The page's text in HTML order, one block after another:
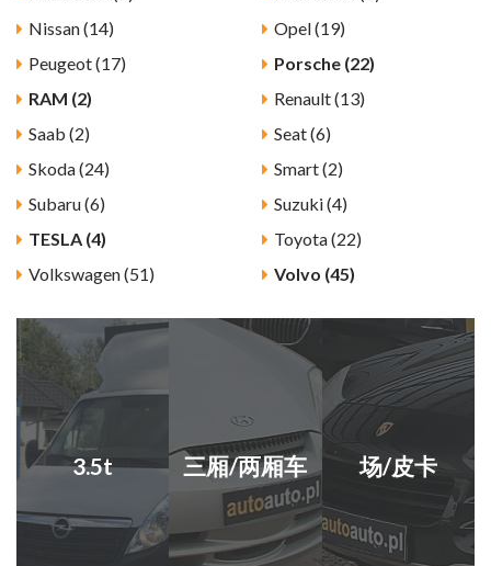
Nissan (14)
Opel (19)
Peugeot (17)
Porsche (22)
RAM (2)
Renault (13)
Saab (2)
Seat (6)
Skoda (24)
Smart (2)
Subaru (6)
Suzuki (4)
TESLA (4)
Toyota (22)
Volkswagen (51)
Volvo (45)
3.5t 三厢/两厢车 场/皮卡